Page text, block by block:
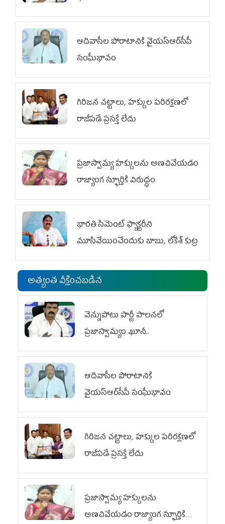
ఆదివాసీల పోరాటానికి వైయ‌స్ఆర్‌సీపీ
సంఘీభావం
గిరిజన చట్టాలు, హక్కుల పరిరక్షణలో
రాజీపడే ప్రసక్తే లేదు
ప్రజాస్వామ్య హక్కులను అణచివేయడం
రాజ్యాంగ స్ఫూర్తికి విరుద్ధం
భారతి సిమెంట్ ఫ్యాక్టరీని
మూసివేయించేందుకు బాబు, లోకేశ్ కుట్ర
అత్యంత వీక్షించబడిన
వెన్నుపోటు పార్టీ పాలనలో
ప్రజాస్వామ్యం ఖూనీ..
ఆదివాసీల పోరాటానికి
వైయ‌స్ఆర్‌సీపీ సంఘీభావం
గిరిజన చట్టాలు, హక్కుల పరిరక్షణలో
రాజీపడే ప్రసక్తే లేదు
ప్రజాస్వామ్య హక్కులను
అణచివేయడం రాజ్యాంగ స్ఫూర్తికి